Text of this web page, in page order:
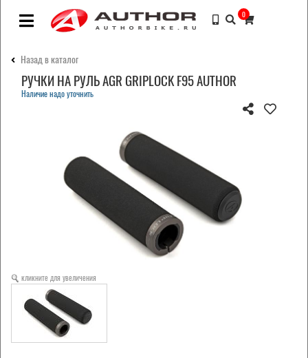
0
Назад в каталог
РУЧКИ НА РУЛЬ AGR GRIPLOCK F95 AUTHOR
Наличие надо уточнить
кликните для увеличения